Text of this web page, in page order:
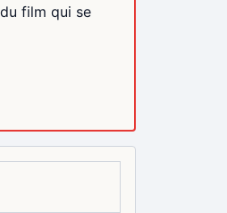
film qui se